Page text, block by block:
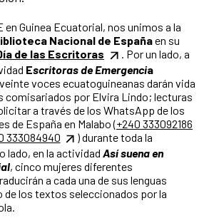
en Guinea Ecuatorial, nos unimos a la
Nacional de Españaen su
de las Escritoras
. Por un lado, a
Escritoras de Emergencia
voces ecuatoguineanas darán vida
comisariados por Elvira Lindo; lecturas
a través de los WhatsApp de los
de España en Malabo (+240 333092186
333084940
) durante toda la
lado, en la actividad Así suena en
, cinco mujeres diferentes
a cada una de sus lenguas
de los textos seleccionados por la